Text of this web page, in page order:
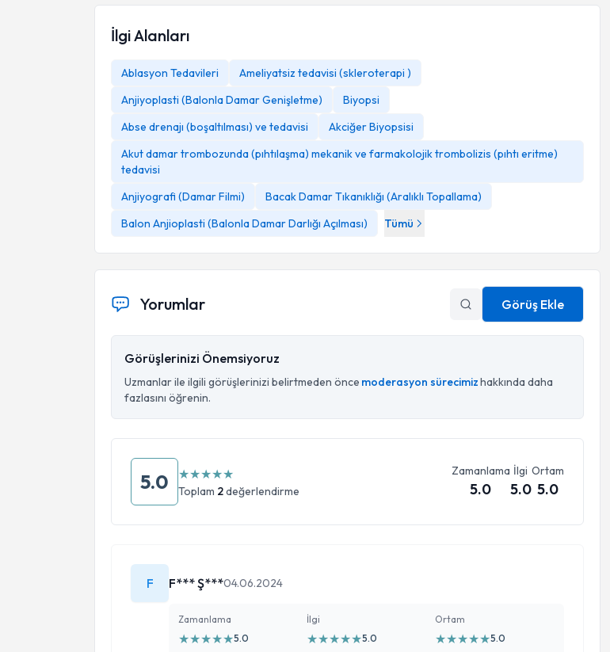
İlgi Alanları
Ablasyon Tedavileri
Ameliyatsiz tedavisi (skleroterapi )
Anjiyoplasti (Balonla Damar Genişletme)
Biyopsi
Abse drenajı (boşaltılması) ve tedavisi
Akciğer Biyopsisi
Akut damar trombozunda (pıhtılaşma) mekanik ve farmakolojik trombolizis (pıhtı eritme)
tedavisi
Anjiyografi (Damar Filmi)
Bacak Damar Tıkanıklığı (Aralıklı Topallama)
Balon Anjioplasti (Balonla Damar Darlığı Açılması)
Tümü
Yorumlar Görüş Ekle
Görüşlerinizi Önemsiyoruz
Uzmanlar ile ilgili görüşlerinizi belirtmeden önce moderasyon sürecimizhakkında daha
fazlasını öğrenin.
5.0 ★★★★★
Toplam 2değerlendirme
Zamanlama
5.0
İlgi
5.0
Ortam
5.0
F F*** Ş***04.06.2024
Zamanlama
★★★★★5.0
İlgi
★★★★★5.0
Ortam
★★★★★5.0